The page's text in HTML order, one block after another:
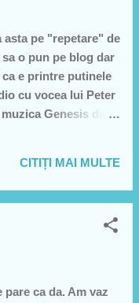
pe "repetare" de
o pun pe blog dar
e printre putinele
cu vocea lui Peter
Genesis dar
10% din cat
mari!
CITIȚI MAI MULTE
ca da. Am vaz